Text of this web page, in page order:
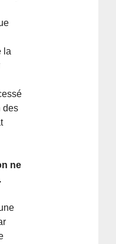
la
des
ne